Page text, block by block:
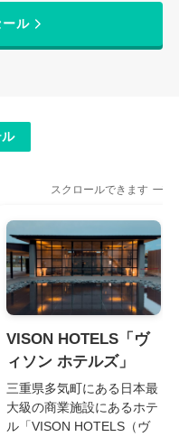
ル
スクロールできます
VISON HOTELS「ヴ
ィソン ホテルズ」
三重県多気町にある日本最
大級の商業施設にあるホテ
ル「VISON HOTELS（ヴ